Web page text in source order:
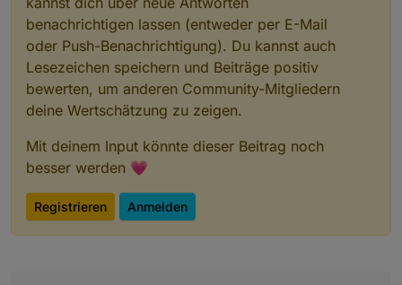
benachrichtigen lassen (entweder per E-Mail
oder Push-Benachrichtigung). Du kannst auch
Lesezeichen speichern und Beiträge positiv
bewerten, um anderen Community-Mitgliedern
deine Wertschätzung zu zeigen.
Mit deinem Input könnte dieser Beitrag noch
besser werden 💗
Registrieren Anmelden